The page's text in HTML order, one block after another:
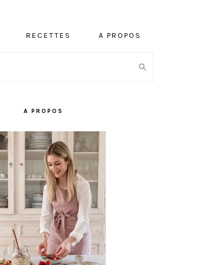
RECETTES A PROPOS
A PROPOS